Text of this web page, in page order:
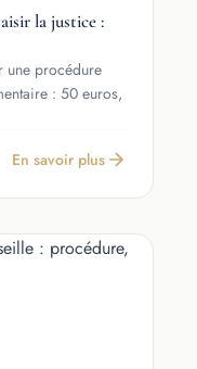
la justice :
une procédure
: 50 euros,
En savoir plus